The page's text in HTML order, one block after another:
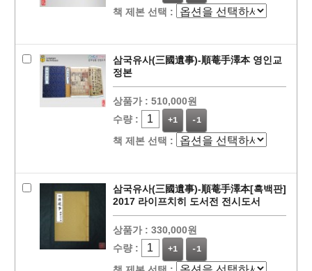
책 제본 선택 :
삼국유사(三國遺事)-順菴手澤本 영인교
정본
상품가 : 510,000원
수량 :
+1 -1
책 제본 선택 :
삼국유사(三國遺事)-順菴手澤本[흑백판]
2017 라이프치히 도서전 전시도서
상품가 : 330,000원
수량 :
+1 -1